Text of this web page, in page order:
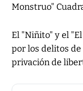
Monstruo"
El "Niñito" y el
por los delitos
privación de